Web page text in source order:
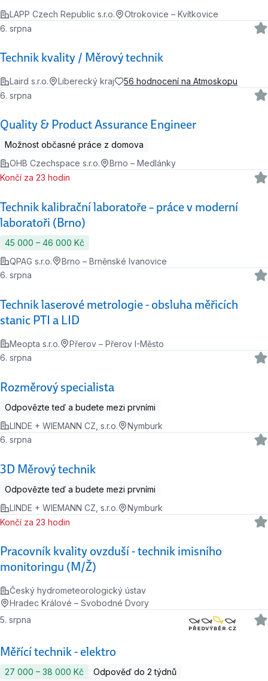
LAPP Czech Republic s.r.o. Otrokovice – Kvítkovice
Technik kvality / Měrový technik
6. srpna
Laird s.r.o. Liberecký kraj 56 hodnocení na Atmoskopu
Quality & Product Assurance Engineer
6. srpna
Možnost občasné práce z domova
OHB Czechspace s.r.o.
Brno – Medlánky
Technik kalibrační laboratoře – práce v moderní
laboratoři (Brno)
Končí za 23 hodin
45 000 ‍–‍ 46 000 Kč
QPAG s.r.o.
Brno – Brněnské Ivanovice
Technik laserové metrologie - obsluha měřicích
stanic PTI a LID
6. srpna
Meopta s.r.o. Přerov – Přerov I-Město
Rozměrový specialista
6. srpna
Odpovězte teď a budete mezi prvními
LINDE + WIEMANN CZ, s.r.o.
Nymburk
3D Měrový technik
6. srpna
Odpovězte teď a budete mezi prvními
LINDE + WIEMANN CZ, s.r.o.
Nymburk
Pracovník kvality ovzduší - technik imisního
monitoringu (M/Ž)
Končí za 23 hodin
Český hydrometeorologický ústav
Hradec Králové – Svobodné Dvory
Měřící technik - elektro
5. srpna
27 000 ‍–‍ 38 000 Kč
Odpověď do 2 týdnů